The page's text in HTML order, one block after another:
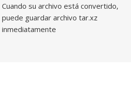
Cuando su archivo está convertido,
puede guardar archivo tar.xz
inmediatamente